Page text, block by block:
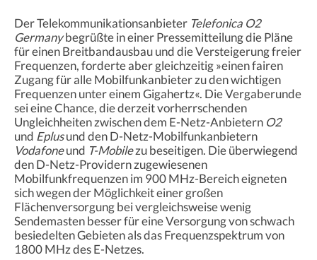
Der Telekommunikationsanbieter Telefonica O2
Germanybegrüßte in einer Pressemitteilung die Pläne
für einen Breitbandausbau und die Versteigerung freier
Frequenzen, forderte aber gleichzeitig »einen fairen
Zugang für alle Mobilfunkanbieter zu den wichtigen
Frequenzen unter einem Gigahertz«. Die Vergaberunde
sei eine Chance, die derzeit vorherrschenden
Ungleichheiten zwischen dem E-Netz-Anbietern O2
und Eplusund den D-Netz-Mobilfunkanbietern
Vodafoneund T-Mobilezu beseitigen. Die überwiegend
den D-Netz-Providern zugewiesenen
Mobilfunkfrequenzen im 900 MHz-Bereich eigneten
sich wegen der Möglichkeit einer großen
Flächenversorgung bei vergleichsweise wenig
Sendemasten besser für eine Versorgung von schwach
besiedelten Gebieten als das Frequenzspektrum von
1800 MHz des E-Netzes.